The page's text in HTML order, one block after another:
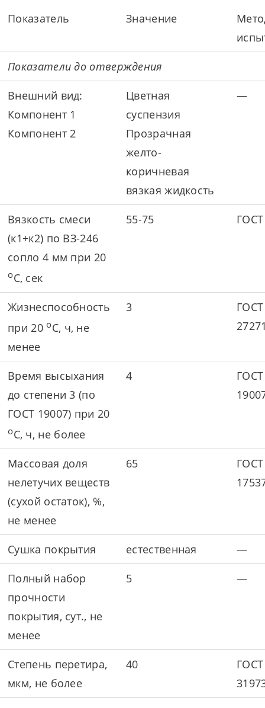
Показатель Значение
Показатели до отверждения
Внешний вид:
Компонент 1
Компонент 2
Цветная
суспензия
Прозрачная
желто-
коричневая
вязкая жидкость
—
Вязкость смеси
(к1+к2) по ВЗ-246
сопло 4 мм при 20
оС, сек
55-75
Жизнеспособность
при 20 оС, ч, не
менее
3
ГОСТ
Время высыхания
до степени 3 (по
ГОСТ 19007) при 20
оС, ч, не более
4
ГОСТ
Массовая доля
нелетучих веществ
(сухой остаток), %,
не менее
65
ГОСТ
Сушка покрытия естественная —
Полный набор
прочности
покрытия, сут., не
менее
5 —
Степень перетира,
мкм, не более
40
ГОСТ